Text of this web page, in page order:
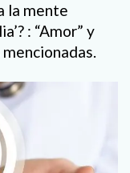
la mente
: “Amor” y